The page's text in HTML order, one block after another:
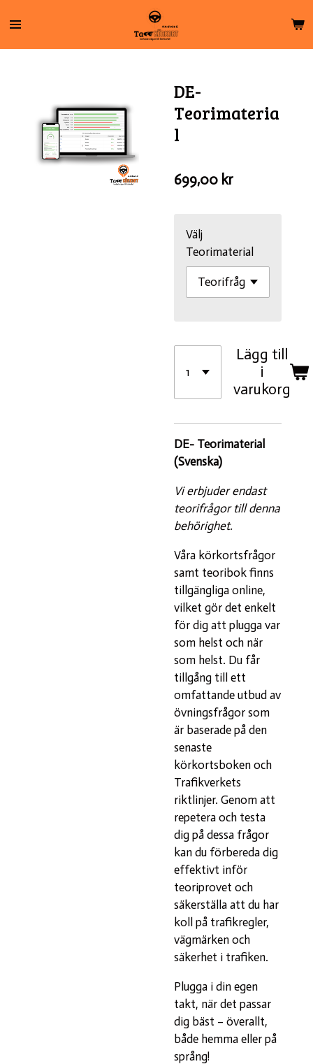
till
huvudinnehållet
DE-
Teorimateria
l
699,00 kr
Välj
Teorimaterial
Lägg till
i
varukorg
DE- Teorimaterial
(Svenska)
Vi erbjuder endast
teorifrågor till denna
behörighet.
Våra körkortsfrågor
samt teoribok finns
tillgängliga online,
vilket gör det enkelt
för dig att plugga var
som helst och när
som helst. Du får
tillgång till ett
omfattande utbud av
övningsfrågor som
är baserade på den
senaste
körkortsboken och
Trafikverkets
riktlinjer. Genom att
repetera och testa
dig på dessa frågor
kan du förbereda dig
effektivt inför
teoriprovet och
säkerställa att du har
koll på trafikregler,
vägmärken och
säkerhet i trafiken.
Plugga i din egen
takt, när det passar
dig bäst – överallt,
både hemma eller på
språng!